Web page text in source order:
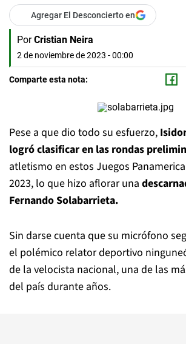
Agregar El Desconcierto en
Por Cristian Neira
2 de noviembre de 2023 - 00:00
Comparte esta nota:
Pese a que dio todo su esfuerzo,
logró clasificar en las rondas
atletismo en estos Juegos
2023, lo que hizo aflorar una
Fernando Solabarrieta.
Sin darse cuenta que su micrófono
el polémico relator deportivo
de la velocista nacional, una de las
del país durante años.